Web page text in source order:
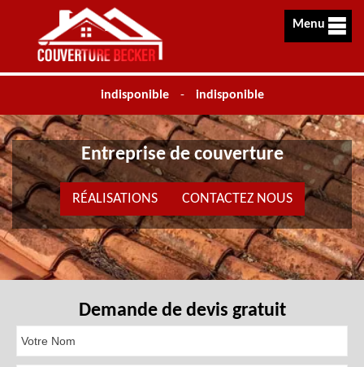
Menu
indisponible - indisponible
Entreprise de couverture
RÉALISATIONS CONTACTEZ NOUS
Demande de devis gratuit